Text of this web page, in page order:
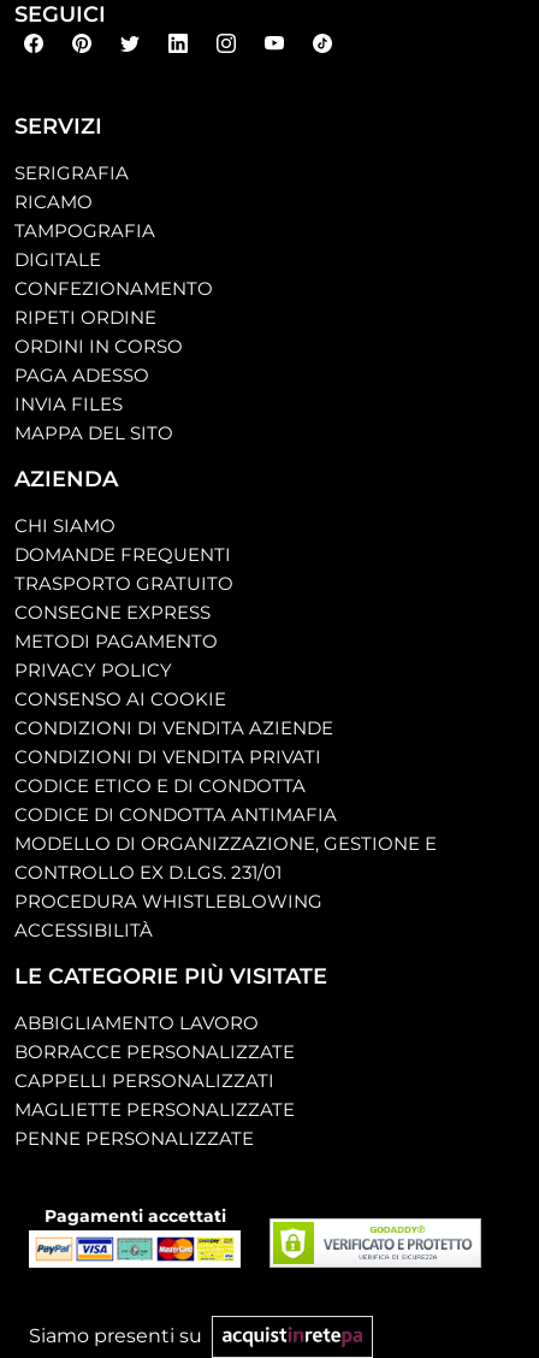
SERVIZI
SERIGRAFIA
RICAMO
TAMPOGRAFIA
DIGITALE
CONFEZIONAMENTO
RIPETI ORDINE
ORDINI IN CORSO
PAGA ADESSO
INVIA FILES
MAPPA DEL SITO
AZIENDA
CHI SIAMO
DOMANDE FREQUENTI
TRASPORTO GRATUITO
CONSEGNE EXPRESS
METODI PAGAMENTO
PRIVACY POLICY
CONSENSO AI COOKIE
CONDIZIONI DI VENDITA AZIENDE
CONDIZIONI DI VENDITA PRIVATI
CODICE ETICO E DI CONDOTTA
CODICE DI CONDOTTA ANTIMAFIA
MODELLO DI ORGANIZZAZIONE, GESTIONE E
CONTROLLO EX D.LGS. 231/01
PROCEDURA WHISTLEBLOWING
ACCESSIBILITÀ
LE CATEGORIE PIÙ VISITATE
ABBIGLIAMENTO LAVORO
BORRACCE PERSONALIZZATE
CAPPELLI PERSONALIZZATI
MAGLIETTE PERSONALIZZATE
PENNE PERSONALIZZATE
SEGUICI
Pagamenti accettati
Siamo presenti su